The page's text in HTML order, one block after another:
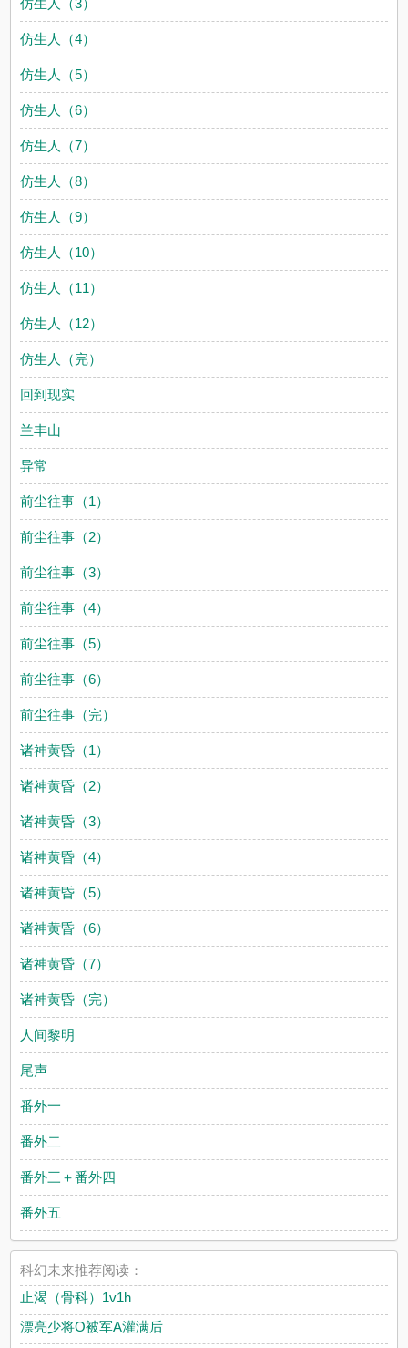
仿生人（3）
仿生人（4）
仿生人（5）
仿生人（6）
仿生人（7）
仿生人（8）
仿生人（9）
仿生人（10）
仿生人（11）
仿生人（12）
仿生人（完）
回到现实
兰丰山
异常
前尘往事（1）
前尘往事（2）
前尘往事（3）
前尘往事（4）
前尘往事（5）
前尘往事（6）
前尘往事（完）
诸神黄昏（1）
诸神黄昏（2）
诸神黄昏（3）
诸神黄昏（4）
诸神黄昏（5）
诸神黄昏（6）
诸神黄昏（7）
诸神黄昏（完）
人间黎明
尾声
番外一
番外二
番外三＋番外四
番外五
科幻未来推荐阅读：
止渴（骨科）1v1h
漂亮少将O被军A灌满后